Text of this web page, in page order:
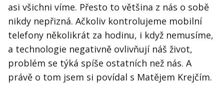
asi všichni víme. Přesto to většina z nás o sobě
nikdy nepřizná. Ačkoliv kontrolujeme mobilní
telefony několikrát za hodinu, i když nemusíme,
a technologie negativně ovlivňují náš život,
problém se týká spíše ostatních než nás. A
právě o tom jsem si povídal s Matějem Krejčím.